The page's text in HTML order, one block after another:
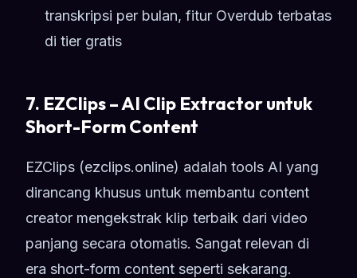
transkripsi per bulan, fitur Overdub terbatas
di tier gratis
7. EZClips – AI Clip Extractor untuk
Short-Form Content
EZClips (ezclips.online) adalah tools AI yang
dirancang khusus untuk membantu content
creator mengekstrak klip terbaik dari video
panjang secara otomatis. Sangat relevan di
era short-form content seperti sekarang.